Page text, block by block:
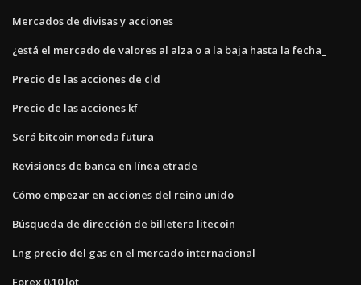
Mercados de divisas y acciones
¿está el mercado de valores al alza o a la baja hasta la fecha_
Precio de las acciones de cld
Precio de las acciones kf
Será bitcoin moneda futura
Revisiones de banca en línea etrade
Cómo empezar en acciones del reino unido
Búsqueda de dirección de billetera litecoin
Lng precio del gas en el mercado internacional
Forex 0.10 lot